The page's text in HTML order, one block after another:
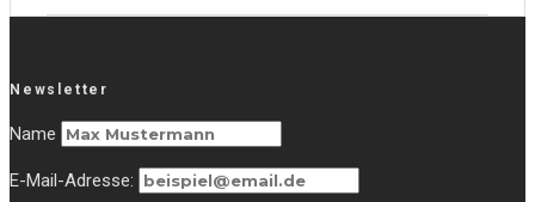
Newsletter
Name
E-Mail-Adresse: